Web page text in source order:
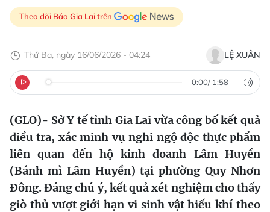
Theo dõi Báo Gia Lai trên
Thứ Ba, ngày 16/06/2026 - 04:24 LỆ XUÂN
0:00/ 1:58
(GLO)- Sở Y tế tỉnh Gia Lai vừa công bố kết quả
điều tra, xác minh vụ nghi ngộ độc thực phẩm
liên quan đến hộ kinh doanh Lâm Huyền
(Bánh mì Lâm Huyền) tại phường Quy Nhơn
Đông. Đáng chú ý, kết quả xét nghiệm cho thấy
giò thủ vượt giới hạn vi sinh vật hiếu khí theo